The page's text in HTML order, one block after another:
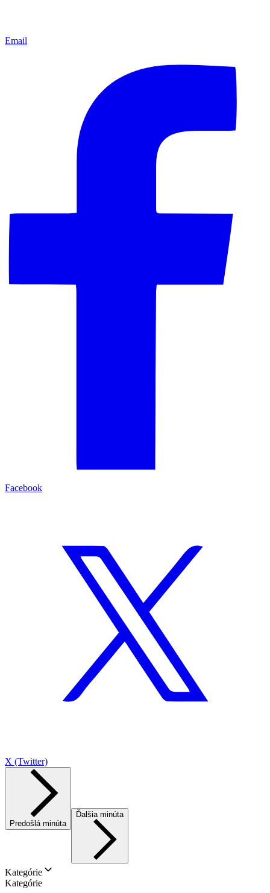
Email
Facebook
X (Twitter)
Predošlá minúta
Ďalšia minúta
Kategórie
Kategórie